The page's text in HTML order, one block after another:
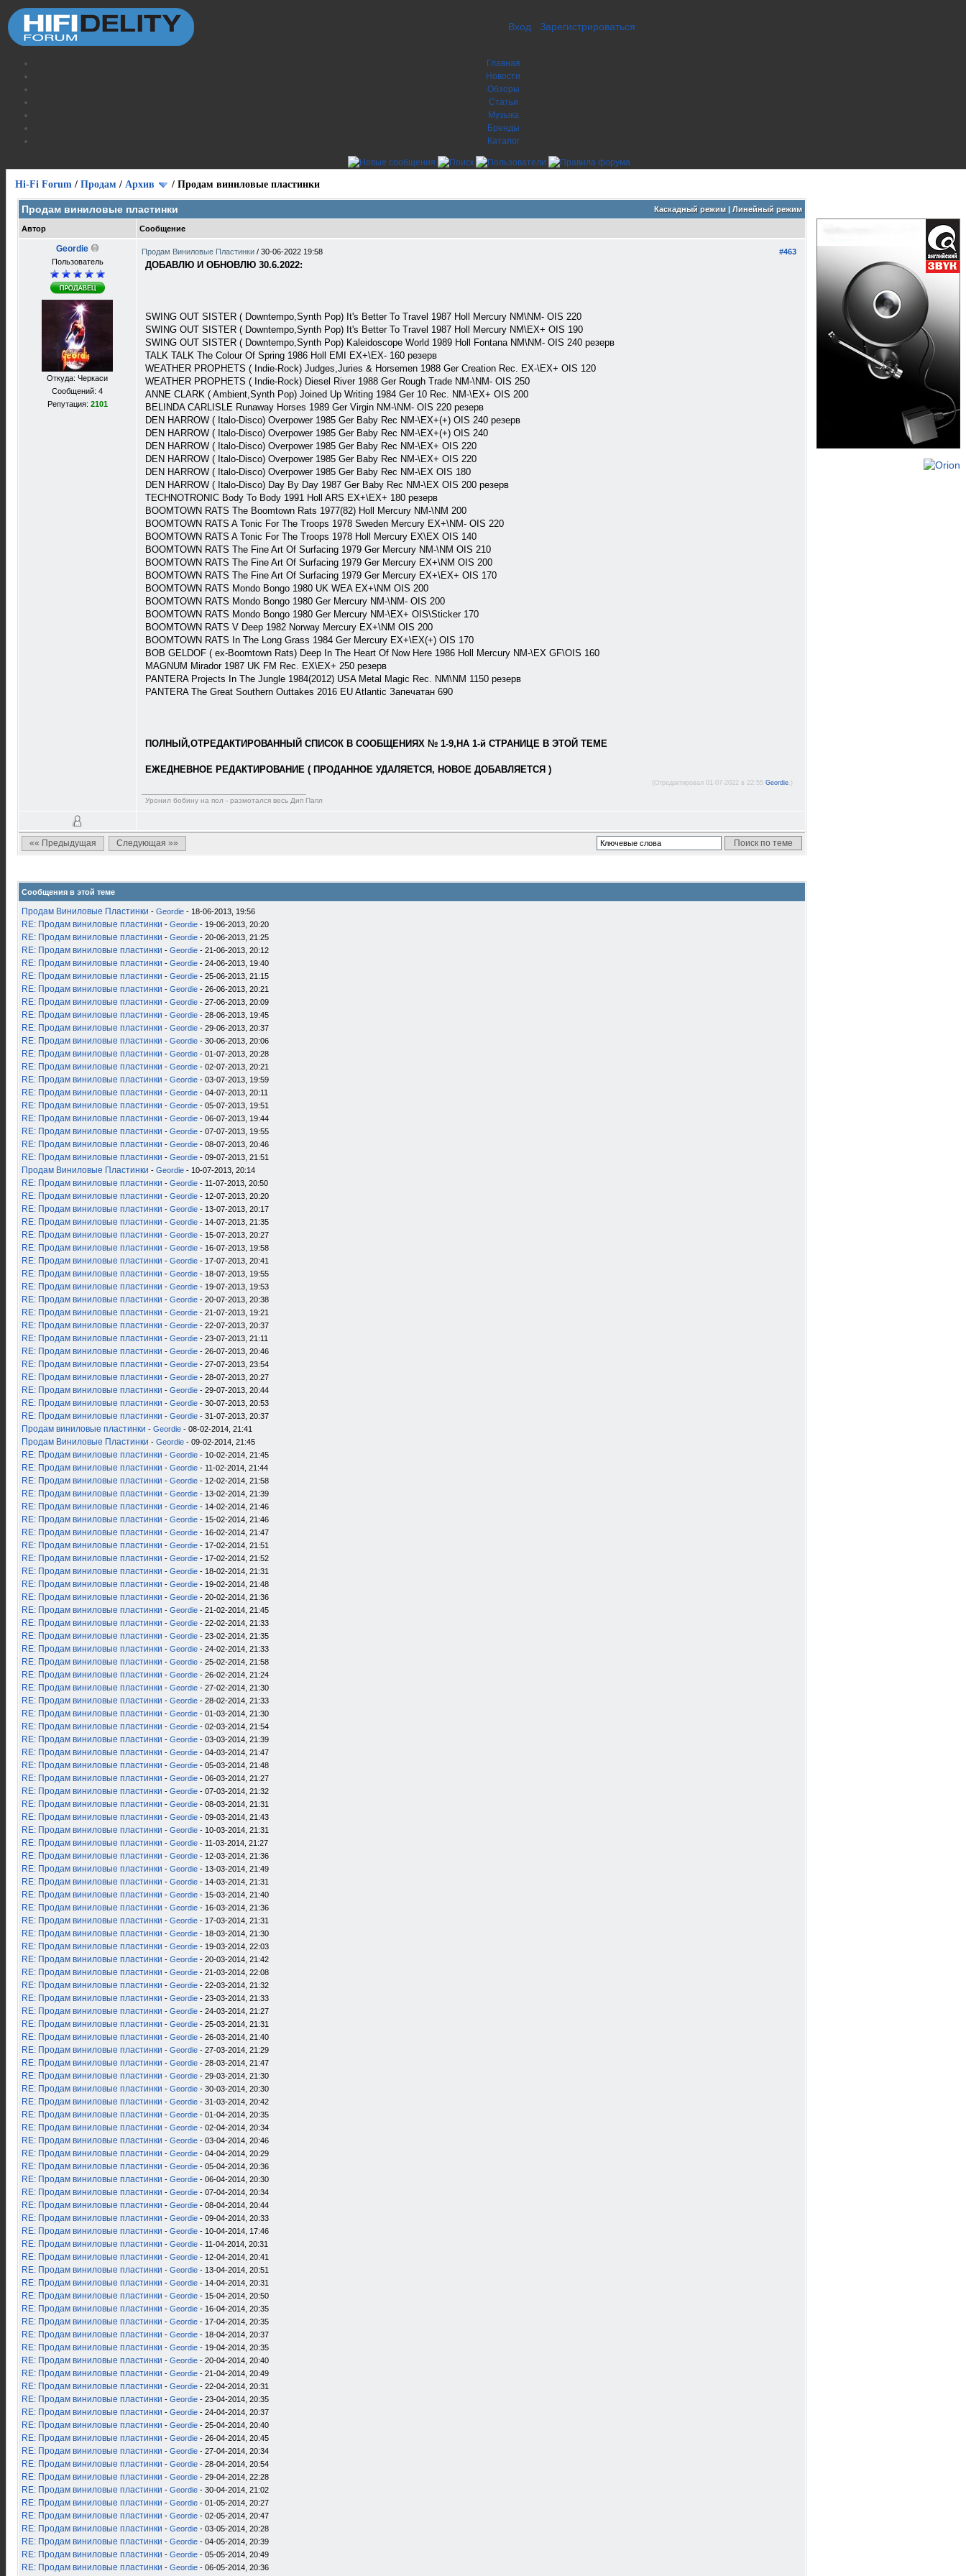
Вход Зарегистрироваться
Главная
Новости
Обзоры
Статьи
Музыка
Бренды
Каталог
Hi-Fi Forum / Продам / Архив / Продам виниловые пластинки
Каскадный режим| Линейный режим
Продам виниловые пластинки
Автор Сообщение
Geordie
Пользователь
Откуда: Черкаси
Сообщений: 4
Репутация: 2101
#463
Продам Виниловые Пластинки / 30-06-2022 19:58
ДОБАВЛЮ И ОБНОВЛЮ 30.6.2022:
SWING OUT SISTER ( Downtempo,Synth Pop) It's Better To Travel 1987 Holl Mercury NM\NM- OIS 220
SWING OUT SISTER ( Downtempo,Synth Pop) It's Better To Travel 1987 Holl Mercury NM\EX+ OIS 190
SWING OUT SISTER ( Downtempo,Synth Pop) Kaleidoscope World 1989 Holl Fontana NM\NM- OIS 240 резерв
TALK TALK The Colour Of Spring 1986 Holl EMI EX+\EX- 160 резерв
WEATHER PROPHETS ( Indie-Rock) Judges,Juries & Horsemen 1988 Ger Creation Rec. EX-\EX+ OIS 120
WEATHER PROPHETS ( Indie-Rock) Diesel River 1988 Ger Rough Trade NM-\NM- OIS 250
ANNE CLARK ( Ambient,Synth Pop) Joined Up Writing 1984 Ger 10 Rec. NM-\EX+ OIS 200
BELINDA CARLISLE Runaway Horses 1989 Ger Virgin NM-\NM- OIS 220 резерв
DEN HARROW ( Italo-Disco) Overpower 1985 Ger Baby Rec NM-\EX+(+) OIS 240 резерв
DEN HARROW ( Italo-Disco) Overpower 1985 Ger Baby Rec NM-\EX+(+) OIS 240
DEN HARROW ( Italo-Disco) Overpower 1985 Ger Baby Rec NM-\EX+ OIS 220
DEN HARROW ( Italo-Disco) Overpower 1985 Ger Baby Rec NM-\EX+ OIS 220
DEN HARROW ( Italo-Disco) Overpower 1985 Ger Baby Rec NM-\EX OIS 180
DEN HARROW ( Italo-Disco) Day By Day 1987 Ger Baby Rec NM-\EX OIS 200 резерв
TECHNOTRONIC Body To Body 1991 Holl ARS EX+\EX+ 180 резерв
BOOMTOWN RATS The Boomtown Rats 1977(82) Holl Mercury NM-\NM 200
BOOMTOWN RATS A Tonic For The Troops 1978 Sweden Mercury EX+\NM- OIS 220
BOOMTOWN RATS A Tonic For The Troops 1978 Holl Mercury EX\EX OIS 140
BOOMTOWN RATS The Fine Art Of Surfacing 1979 Ger Mercury NM-\NM OIS 210
BOOMTOWN RATS The Fine Art Of Surfacing 1979 Ger Mercury EX+\NM OIS 200
BOOMTOWN RATS The Fine Art Of Surfacing 1979 Ger Mercury EX+\EX+ OIS 170
BOOMTOWN RATS Mondo Bongo 1980 UK WEA EX+\NM OIS 200
BOOMTOWN RATS Mondo Bongo 1980 Ger Mercury NM-\NM- OIS 200
BOOMTOWN RATS Mondo Bongo 1980 Ger Mercury NM-\EX+ OIS\Sticker 170
BOOMTOWN RATS V Deep 1982 Norway Mercury EX+\NM OIS 200
BOOMTOWN RATS In The Long Grass 1984 Ger Mercury EX+\EX(+) OIS 170
BOB GELDOF ( ex-Boomtown Rats) Deep In The Heart Of Now Here 1986 Holl Mercury NM-\EX GF\OIS 160
MAGNUM Mirador 1987 UK FM Rec. EX\EX+ 250 резерв
PANTERA Projects In The Jungle 1984(2012) USA Metal Magic Rec. NM\NM 1150 резерв
PANTERA The Great Southern Outtakes 2016 EU Atlantic Запечатан 690
ПОЛНЫЙ,ОТРЕДАКТИРОВАННЫЙ СПИСОК В СООБЩЕНИЯХ № 1-9,НА 1-й СТРАНИЦЕ В ЭТОЙ ТЕМЕ
ЕЖЕДНЕВНОЕ РЕДАКТИРОВАНИЕ ( ПРОДАННОЕ УДАЛЯЕТСЯ, НОВОЕ ДОБАВЛЯЕТСЯ )
(Отредактировал 01-07-2022 в 22:55 Geordie.)
Уронил бобину на пол - размотался весь Дип Папл
«« Предыдущая Следующая »»
Сообщения в этой теме
Продам Виниловые Пластинки - Geordie - 18-06-2013, 19:56
RE: Продам виниловые пластинки - Geordie - 19-06-2013, 20:20
RE: Продам виниловые пластинки - Geordie - 20-06-2013, 21:25
RE: Продам виниловые пластинки - Geordie - 21-06-2013, 20:12
RE: Продам виниловые пластинки - Geordie - 24-06-2013, 19:40
RE: Продам виниловые пластинки - Geordie - 25-06-2013, 21:15
RE: Продам виниловые пластинки - Geordie - 26-06-2013, 20:21
RE: Продам виниловые пластинки - Geordie - 27-06-2013, 20:09
RE: Продам виниловые пластинки - Geordie - 28-06-2013, 19:45
RE: Продам виниловые пластинки - Geordie - 29-06-2013, 20:37
RE: Продам виниловые пластинки - Geordie - 30-06-2013, 20:06
RE: Продам виниловые пластинки - Geordie - 01-07-2013, 20:28
RE: Продам виниловые пластинки - Geordie - 02-07-2013, 20:21
RE: Продам виниловые пластинки - Geordie - 03-07-2013, 19:59
RE: Продам виниловые пластинки - Geordie - 04-07-2013, 20:11
RE: Продам виниловые пластинки - Geordie - 05-07-2013, 19:51
RE: Продам виниловые пластинки - Geordie - 06-07-2013, 19:44
RE: Продам виниловые пластинки - Geordie - 07-07-2013, 19:55
RE: Продам виниловые пластинки - Geordie - 08-07-2013, 20:46
RE: Продам виниловые пластинки - Geordie - 09-07-2013, 21:51
Продам Виниловые Пластинки - Geordie - 10-07-2013, 20:14
RE: Продам виниловые пластинки - Geordie - 11-07-2013, 20:50
RE: Продам виниловые пластинки - Geordie - 12-07-2013, 20:20
RE: Продам виниловые пластинки - Geordie - 13-07-2013, 20:17
RE: Продам виниловые пластинки - Geordie - 14-07-2013, 21:35
RE: Продам виниловые пластинки - Geordie - 15-07-2013, 20:27
RE: Продам виниловые пластинки - Geordie - 16-07-2013, 19:58
RE: Продам виниловые пластинки - Geordie - 17-07-2013, 20:41
RE: Продам виниловые пластинки - Geordie - 18-07-2013, 19:55
RE: Продам виниловые пластинки - Geordie - 19-07-2013, 19:53
RE: Продам виниловые пластинки - Geordie - 20-07-2013, 20:38
RE: Продам виниловые пластинки - Geordie - 21-07-2013, 19:21
RE: Продам виниловые пластинки - Geordie - 22-07-2013, 20:37
RE: Продам виниловые пластинки - Geordie - 23-07-2013, 21:11
RE: Продам виниловые пластинки - Geordie - 26-07-2013, 20:46
RE: Продам виниловые пластинки - Geordie - 27-07-2013, 23:54
RE: Продам виниловые пластинки - Geordie - 28-07-2013, 20:27
RE: Продам виниловые пластинки - Geordie - 29-07-2013, 20:44
RE: Продам виниловые пластинки - Geordie - 30-07-2013, 20:53
RE: Продам виниловые пластинки - Geordie - 31-07-2013, 20:37
Продам виниловые пластинки - Geordie - 08-02-2014, 21:41
Продам Виниловые Пластинки - Geordie - 09-02-2014, 21:45
RE: Продам виниловые пластинки - Geordie - 10-02-2014, 21:45
RE: Продам виниловые пластинки - Geordie - 11-02-2014, 21:44
RE: Продам виниловые пластинки - Geordie - 12-02-2014, 21:58
RE: Продам виниловые пластинки - Geordie - 13-02-2014, 21:39
RE: Продам виниловые пластинки - Geordie - 14-02-2014, 21:46
RE: Продам виниловые пластинки - Geordie - 15-02-2014, 21:46
RE: Продам виниловые пластинки - Geordie - 16-02-2014, 21:47
RE: Продам виниловые пластинки - Geordie - 17-02-2014, 21:51
RE: Продам виниловые пластинки - Geordie - 17-02-2014, 21:52
RE: Продам виниловые пластинки - Geordie - 18-02-2014, 21:31
RE: Продам виниловые пластинки - Geordie - 19-02-2014, 21:48
RE: Продам виниловые пластинки - Geordie - 20-02-2014, 21:36
RE: Продам виниловые пластинки - Geordie - 21-02-2014, 21:45
RE: Продам виниловые пластинки - Geordie - 22-02-2014, 21:33
RE: Продам виниловые пластинки - Geordie - 23-02-2014, 21:35
RE: Продам виниловые пластинки - Geordie - 24-02-2014, 21:33
RE: Продам виниловые пластинки - Geordie - 25-02-2014, 21:58
RE: Продам виниловые пластинки - Geordie - 26-02-2014, 21:24
RE: Продам виниловые пластинки - Geordie - 27-02-2014, 21:30
RE: Продам виниловые пластинки - Geordie - 28-02-2014, 21:33
RE: Продам виниловые пластинки - Geordie - 01-03-2014, 21:30
RE: Продам виниловые пластинки - Geordie - 02-03-2014, 21:54
RE: Продам виниловые пластинки - Geordie - 03-03-2014, 21:39
RE: Продам виниловые пластинки - Geordie - 04-03-2014, 21:47
RE: Продам виниловые пластинки - Geordie - 05-03-2014, 21:48
RE: Продам виниловые пластинки - Geordie - 06-03-2014, 21:27
RE: Продам виниловые пластинки - Geordie - 07-03-2014, 21:32
RE: Продам виниловые пластинки - Geordie - 08-03-2014, 21:31
RE: Продам виниловые пластинки - Geordie - 09-03-2014, 21:43
RE: Продам виниловые пластинки - Geordie - 10-03-2014, 21:31
RE: Продам виниловые пластинки - Geordie - 11-03-2014, 21:27
RE: Продам виниловые пластинки - Geordie - 12-03-2014, 21:36
RE: Продам виниловые пластинки - Geordie - 13-03-2014, 21:49
RE: Продам виниловые пластинки - Geordie - 14-03-2014, 21:31
RE: Продам виниловые пластинки - Geordie - 15-03-2014, 21:40
RE: Продам виниловые пластинки - Geordie - 16-03-2014, 21:36
RE: Продам виниловые пластинки - Geordie - 17-03-2014, 21:31
RE: Продам виниловые пластинки - Geordie - 18-03-2014, 21:30
RE: Продам виниловые пластинки - Geordie - 19-03-2014, 22:03
RE: Продам виниловые пластинки - Geordie - 20-03-2014, 21:42
RE: Продам виниловые пластинки - Geordie - 21-03-2014, 22:08
RE: Продам виниловые пластинки - Geordie - 22-03-2014, 21:32
RE: Продам виниловые пластинки - Geordie - 23-03-2014, 21:33
RE: Продам виниловые пластинки - Geordie - 24-03-2014, 21:27
RE: Продам виниловые пластинки - Geordie - 25-03-2014, 21:31
RE: Продам виниловые пластинки - Geordie - 26-03-2014, 21:40
RE: Продам виниловые пластинки - Geordie - 27-03-2014, 21:29
RE: Продам виниловые пластинки - Geordie - 28-03-2014, 21:47
RE: Продам виниловые пластинки - Geordie - 29-03-2014, 21:30
RE: Продам виниловые пластинки - Geordie - 30-03-2014, 20:30
RE: Продам виниловые пластинки - Geordie - 31-03-2014, 20:42
RE: Продам виниловые пластинки - Geordie - 01-04-2014, 20:35
RE: Продам виниловые пластинки - Geordie - 02-04-2014, 20:34
RE: Продам виниловые пластинки - Geordie - 03-04-2014, 20:46
RE: Продам виниловые пластинки - Geordie - 04-04-2014, 20:29
RE: Продам виниловые пластинки - Geordie - 05-04-2014, 20:36
RE: Продам виниловые пластинки - Geordie - 06-04-2014, 20:30
RE: Продам виниловые пластинки - Geordie - 07-04-2014, 20:34
RE: Продам виниловые пластинки - Geordie - 08-04-2014, 20:44
RE: Продам виниловые пластинки - Geordie - 09-04-2014, 20:33
RE: Продам виниловые пластинки - Geordie - 10-04-2014, 17:46
RE: Продам виниловые пластинки - Geordie - 11-04-2014, 20:31
RE: Продам виниловые пластинки - Geordie - 12-04-2014, 20:41
RE: Продам виниловые пластинки - Geordie - 13-04-2014, 20:51
RE: Продам виниловые пластинки - Geordie - 14-04-2014, 20:31
RE: Продам виниловые пластинки - Geordie - 15-04-2014, 20:50
RE: Продам виниловые пластинки - Geordie - 16-04-2014, 20:35
RE: Продам виниловые пластинки - Geordie - 17-04-2014, 20:35
RE: Продам виниловые пластинки - Geordie - 18-04-2014, 20:37
RE: Продам виниловые пластинки - Geordie - 19-04-2014, 20:35
RE: Продам виниловые пластинки - Geordie - 20-04-2014, 20:40
RE: Продам виниловые пластинки - Geordie - 21-04-2014, 20:49
RE: Продам виниловые пластинки - Geordie - 22-04-2014, 20:31
RE: Продам виниловые пластинки - Geordie - 23-04-2014, 20:35
RE: Продам виниловые пластинки - Geordie - 24-04-2014, 20:37
RE: Продам виниловые пластинки - Geordie - 25-04-2014, 20:40
RE: Продам виниловые пластинки - Geordie - 26-04-2014, 20:45
RE: Продам виниловые пластинки - Geordie - 27-04-2014, 20:34
RE: Продам виниловые пластинки - Geordie - 28-04-2014, 20:54
RE: Продам виниловые пластинки - Geordie - 29-04-2014, 22:28
RE: Продам виниловые пластинки - Geordie - 30-04-2014, 21:02
RE: Продам виниловые пластинки - Geordie - 01-05-2014, 20:27
RE: Продам виниловые пластинки - Geordie - 02-05-2014, 20:47
RE: Продам виниловые пластинки - Geordie - 03-05-2014, 20:28
RE: Продам виниловые пластинки - Geordie - 04-05-2014, 20:39
RE: Продам виниловые пластинки - Geordie - 05-05-2014, 20:49
RE: Продам виниловые пластинки - Geordie - 06-05-2014, 20:36